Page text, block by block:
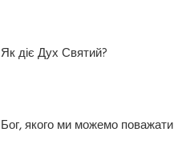
Як діє Дух Святий?
Бог, якого ми можемо поважати